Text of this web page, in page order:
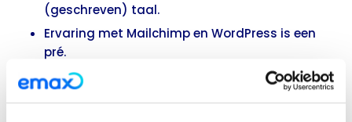
(geschreven) taal.
Ervaring met Mailchimp en WordPress is een
pré.
Wat bieden wij jou?
Een afwisselende marketingfunctie met veel